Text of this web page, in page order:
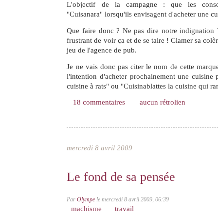
L'objectif de la campagne : que les
"Cuisanara" lorsqu'ils envisagent d'acheter une
Que faire donc ? Ne pas dire notre indignation
frustrant de voir ça et de se taire ! Clamer sa
jeu de l'agence de pub.
Je ne vais donc pas citer le nom de cette
l'intention d'acheter prochainement une cuisine
cuisine à rats" ou "Cuisinablattes la cuisine qui
18 commentaires aucun rétrolien
mercredi 8 avril 2009
Le fond de sa pensée
ParOlympe le mercredi 8 avril 2009, 06:39
machisme travail